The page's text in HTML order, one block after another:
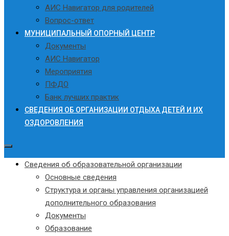
АИС Навигатор для родителей
Вопрос-ответ
МУНИЦИПАЛЬНЫЙ ОПОРНЫЙ ЦЕНТР
Документы
АИС Навигатор
Мероприятия
ПФДО
Банк лучших практик
СВЕДЕНИЯ ОБ ОРГАНИЗАЦИИ ОТДЫХА ДЕТЕЙ И ИХ
ОЗДОРОВЛЕНИЯ
Сведения об образовательной организации
Основные сведения
Структура и органы управления организацией
дополнительного образования
Документы
Образование